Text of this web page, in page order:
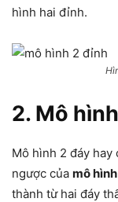
hình hai đỉnh.
2. Mô
Mô hình 2 đáy
ngược của mô
thành từ hai đáy